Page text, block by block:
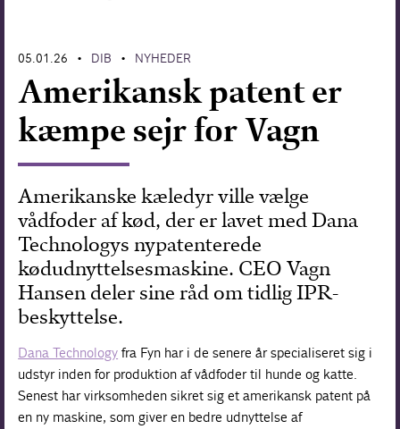
05.01.26 • DIB • NYHEDER
Amerikansk patent er
kæmpe sejr for Vagn
Amerikanske kæledyr ville vælge
vådfoder af kød, der er lavet med Dana
Technologys nypatenterede
kødudnyttelsesmaskine. CEO Vagn
Hansen deler sine råd om tidlig IPR-
beskyttelse.
Dana Technology fra Fyn har i de senere år specialiseret sig i
udstyr inden for produktion af vådfoder til hunde og katte.
Senest har virksomheden sikret sig et amerikansk patent på
en ny maskine, som giver en bedre udnyttelse af